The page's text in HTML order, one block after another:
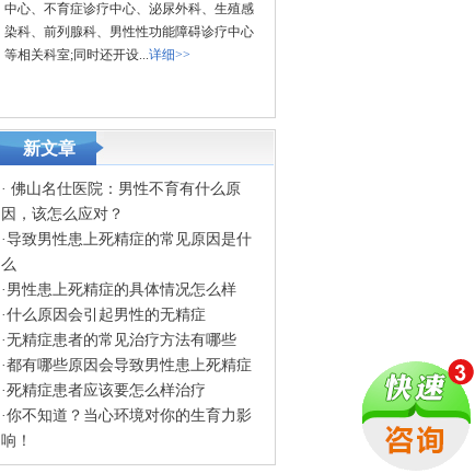
中心、不育症诊疗中心、泌尿外科、生殖感
染科、前列腺科、男性性功能障碍诊疗中心
等相关科室;同时还开设...详细>>
新文章
· 佛山名仕医院：男性不育有什么原
因，该怎么应对？
·导致男性患上死精症的常见原因是什
么
· 男性患上死精症的具体情况怎么样
·什么原因会引起男性的无精症
·无精症患者的常见治疗方法有哪些
·都有哪些原因会导致男性患上死精症
·死精症患者应该要怎么样治疗
·你不知道？当心环境对你的生育力影
响！